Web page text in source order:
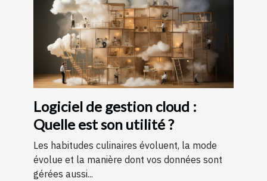
Logiciel de gestion cloud :
Quelle est son utilité ?
Les habitudes culinaires évoluent, la mode
évolue et la manière dont vos données sont
gérées aussi...